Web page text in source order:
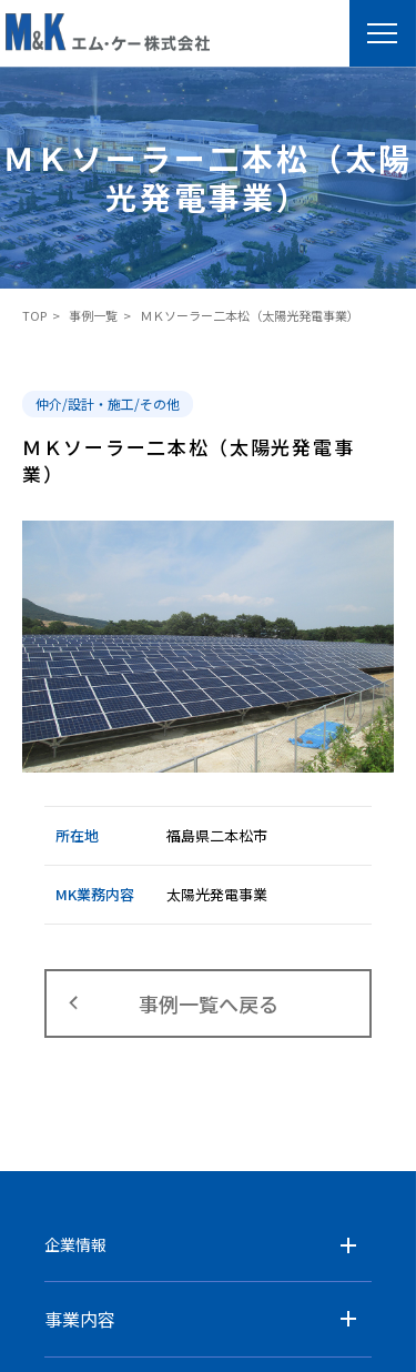
Ｍ
Ｋ
ソ
ー
ラ
ー
二
本
ＭＫソーラー二本松（太陽
光発電事業）
TOP 事例一覧 ＭＫソーラー二本松（太陽光発電事業）
仲介/設計・施工/その他
ＭＫソーラー二本松（太陽光発電事
業）
所在地 福島県二本松市
MK業務内容 太陽光発電事業
事例一覧へ戻る
企業情報
事業内容